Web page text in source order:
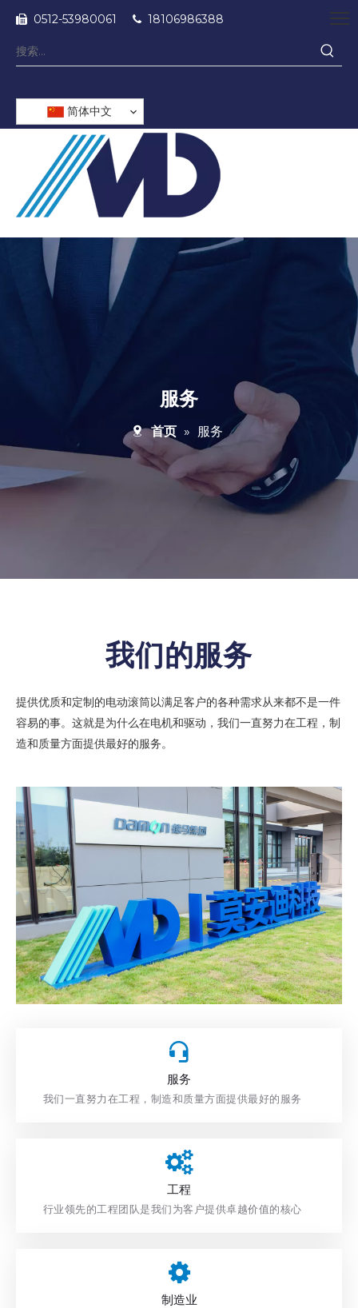
 0512-53980061  18106986388
简体中文
服务
首页 » 服务
我们的服务
提供优质和定制的电动滚筒以满足客户的各种需求从来都不是一件
容易的事。这就是为什么在电机和驱动，我们一直努力在工程，制
造和质量方面提供最好的服务。
服务
我们一直努力在工程，制造和质量方面提供最好的服务
服务
我们一直努力在工程，制造和质量方面提供最好的服务
工程
行业领先的工程团队是我们为客户提供卓越价值的核心
工程
行业领先的工程团队是我们为客户提供卓越价值的核心
制造业
制造业
我们一直对市场的需求做出反应